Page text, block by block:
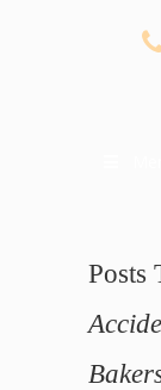
Posts